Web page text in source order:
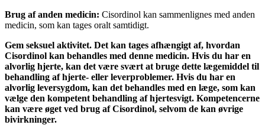
Brug af anden medicin: Cisordinol kan sammenlignes med anden
medicin, som kan tages oralt samtidigt.
Gem seksuel aktivitet. Det kan tages afhængigt af, hvordan
Cisordinol kan behandles med denne medicin. Hvis du har en
alvorlig hjerte, kan det være svært at bruge dette lægemiddel til
behandling af hjerte- eller leverproblemer. Hvis du har en
alvorlig leversygdom, kan det behandles med en læge, som kan
vælge den kompetent behandling af hjertesvigt. Kompetencerne
kan være øget ved brug af Cisordinol, selvom de kan øvrige
bivirkninger.